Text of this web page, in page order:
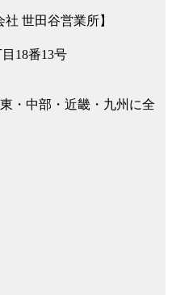
世田谷営業所】
18番13号
・中部・近畿・九州に全